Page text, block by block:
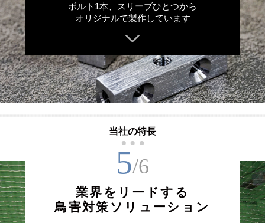
ボルト1本、スリーブひとつから
オリジナルで製作しています
当社の特長
5/6
業界をリードする
鳥害対策ソリューション